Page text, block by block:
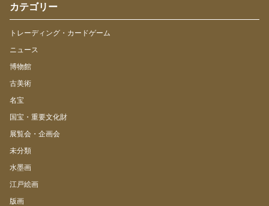
カテゴリー
トレーディング・カードゲーム
ニュース
博物館
古美術
名宝
国宝・重要文化財
展覧会・企画会
未分類
水墨画
江戸絵画
版画